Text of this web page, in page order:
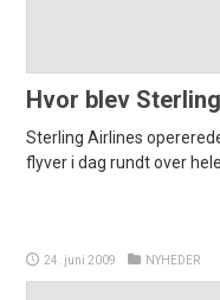
Hvor blev
Sterling Airlines
flyver i dag rundt over
24. juni 2009 NYHEDER